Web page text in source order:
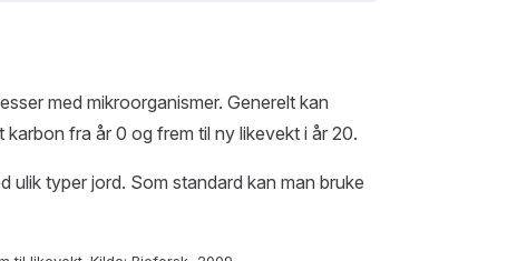
med mikroorganismer. Generelt kan
fra år 0 og frem til ny likevekt i år 20.
ulik typer jord. Som standard kan man bruke